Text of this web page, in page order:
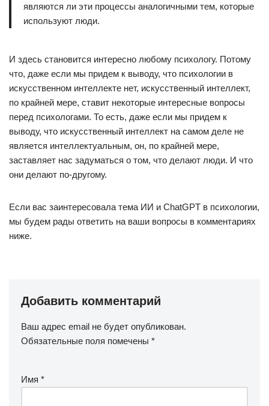
являются ли эти процессы аналогичными тем, которые
используют люди.
И здесь становится интересно любому психологу. Потому
что, даже если мы придем к выводу, что психологии в
искусственном интеллекте нет, искусственный интеллект,
по крайней мере, ставит некоторые интересные вопросы
перед психологами. То есть, даже если мы придем к
выводу, что искусственный интеллект на самом деле не
является интеллектуальным, он, по крайней мере,
заставляет нас задуматься о том, что делают люди. И что
они делают по-другому.
Если вас заинтересовала тема ИИ и ChatGPT в психологии,
мы будем рады ответить на ваши вопросы в комментариях
ниже.
Добавить комментарий
Ваш адрес email не будет опубликован.
Обязательные поля помечены *
Имя *